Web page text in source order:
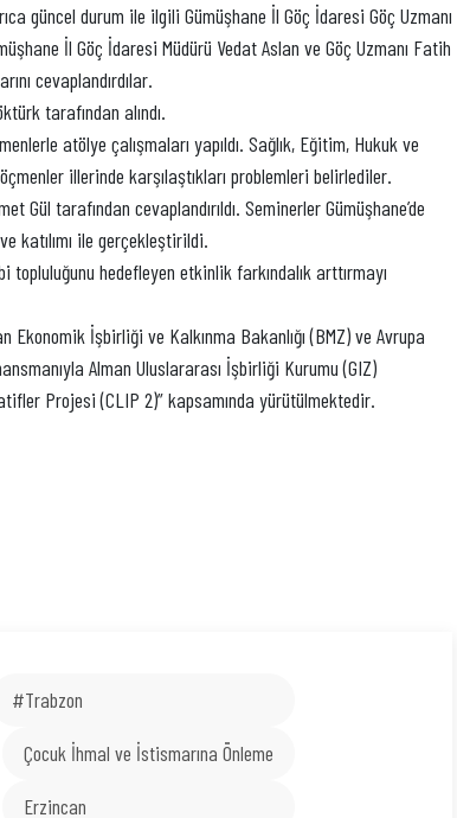
güncel durum ile ilgili Gümüşhane İl Göç İdaresi Göç Uzmanı
İl Göç İdaresi Müdürü Vedat Aslan ve Göç Uzmanı Fatih
cevaplandırdılar.
tarafından alındı.
atölye çalışmaları yapıldı. Sağlık, Eğitim, Hukuk ve
illerinde karşılaştıkları problemleri belirlediler.
Gül tarafından cevaplandırıldı. Seminerler Gümüşhane’de
katılımı ile gerçekleştirildi.
topluluğunu hedefleyen etkinlik farkındalık arttırmayı
Ekonomik İşbirliği ve Kalkınma Bakanlığı (BMZ) ve Avrupa
Alman Uluslararası İşbirliği Kurumu (GIZ)
Projesi (CLIP 2)” kapsamında yürütülmektedir.
#Trabzon
Çocuk İhmal ve İstismarına Önleme
Erzincan